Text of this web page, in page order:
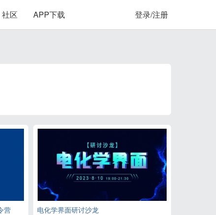
社区 APP下载 登录/注册
营
电化学界面研讨沙龙